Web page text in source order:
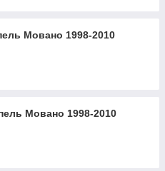
Мовано 1998-2010
Мовано 1998-2010